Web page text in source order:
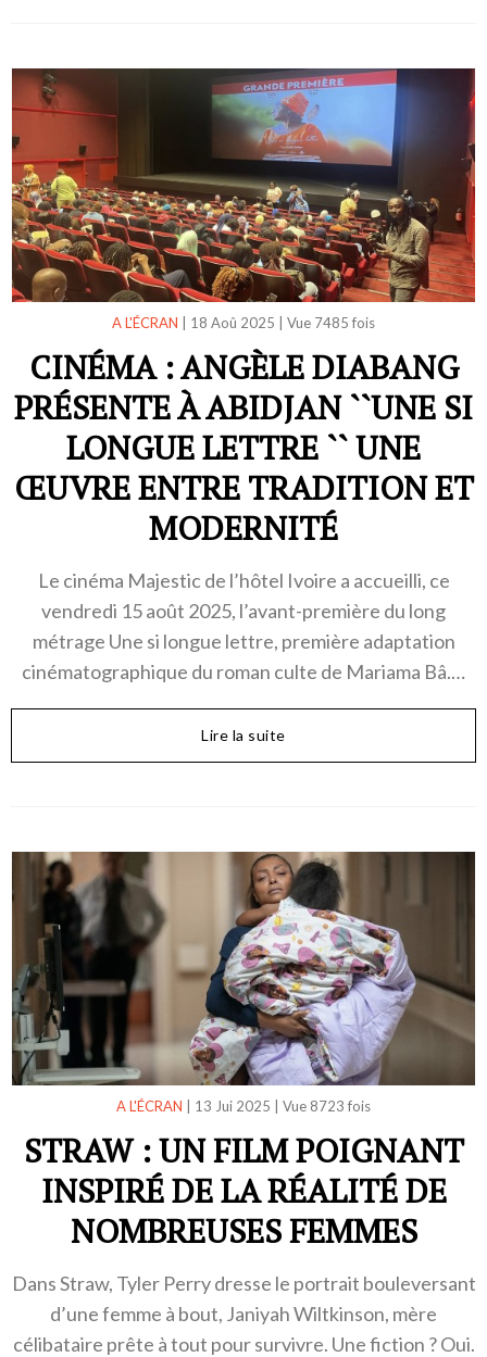
A L'ÉCRAN 18 Aoû 2025 Vue 7485 fois
CINÉMA : ANGÈLE DIABANG
PRÉSENTE À ABIDJAN ``UNE SI
LONGUE LETTRE `` UNE
ŒUVRE ENTRE TRADITION ET
MODERNITÉ
Le cinéma Majestic de l’hôtel Ivoire a accueilli, ce
vendredi 15 août 2025, l’avant-première du long
métrage Une si longue lettre, première adaptation
cinématographique du roman culte de Mariama Bâ.…
Lire la suite
A L'ÉCRAN 13 Jui 2025 Vue 8723 fois
STRAW : UN FILM POIGNANT
INSPIRÉ DE LA RÉALITÉ DE
NOMBREUSES FEMMES
Dans Straw, Tyler Perry dresse le portrait bouleversant
d’une femme à bout, Janiyah Wiltkinson, mère
célibataire prête à tout pour survivre. Une fiction ? Oui.